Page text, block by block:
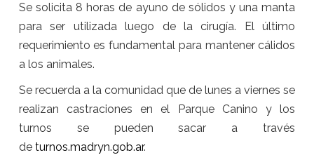
Se solicita 8 horas de ayuno de sólidos y una manta
para ser utilizada luego de la cirugía. El último
requerimiento es fundamental para mantener cálidos
a los animales.
Se recuerda a la comunidad que de lunes a viernes se
realizan castraciones en el Parque Canino y los
turnos se pueden sacar a través
de turnos.madryn.gob.ar.